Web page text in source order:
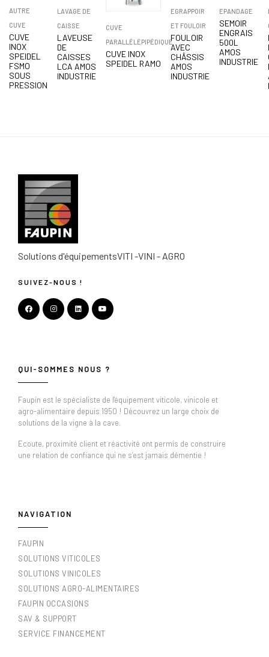
AUTRE
CUVE
CUVE
INOX
SPEIDEL
FSMO
SOUS
PRESSION
LAVAGE DE
CAISSE
LAVEUSE
DE
CAISSES
LCA AMOS
INDUSTRIE
CUVE
PARALLÉLÉPIPÉDIQUE
CUVE INOX
SPEIDEL RAMO
EGRAPPOIR
ET FOULOIR
FOULOIR
AVEC
CHÂSSIS
AMOS
INDUSTRIE
EPANDAGE
SEMOIR
ENGRAIS
500L
AMOS
INDUSTRIE
Solutions d'équipementsVITI -VINI - AGRO
SUIVEZ-NOUS !
QUI-SOMMES NOUS ?
Faupin est le spécialiste de l'équipement viticole, vinicole et
agro-alimentaire depuis 1950 ! Découvrez un large choix de
solutions de la vigne à la cave.
Ecoute, proximité client et réactivité ont permis de construire
une relation de confiance qui ne s’est jamais démentie !
NAVIGATION
FAUPIN
SOLUTIONS VITICOLES
SOLUTIONS VINICOLES
SOLUTIONS AGRO-ALIMENTAIRES
FAUPIN OCCASIONS
SAV & SUPPORT
SERVICE FINANCEMENT